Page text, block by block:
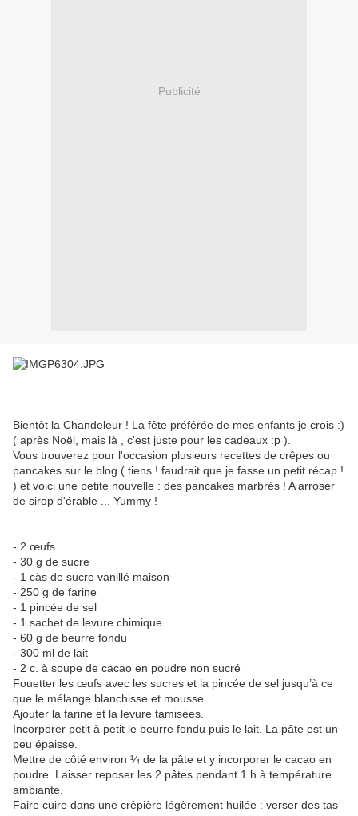
Publicité
Bientôt la Chandeleur ! La fête préférée de mes enfants je crois :)
( après Noël, mais là , c'est juste pour les cadeaux :p ).
Vous trouverez pour l'occasion plusieurs recettes de crêpes ou
pancakes sur le blog ( tiens ! faudrait que je fasse un petit récap !
) et voici une petite nouvelle : des pancakes marbrés ! A arroser
de sirop d'érable ... Yummy !
- 2 œufs
- 30 g de sucre
- 1 càs de sucre vanillé maison
- 250 g de farine
- 1 pincée de sel
- 1 sachet de levure chimique
- 60 g de beurre fondu
- 300 ml de lait
- 2 c. à soupe de cacao en poudre non sucré
Fouetter les œufs avec les sucres et la pincée de sel jusqu’à ce
que le mélange blanchisse et mousse.
Ajouter la farine et la levure tamisées.
Incorporer petit à petit le beurre fondu puis le lait. La pâte est un
peu épaisse.
Mettre de côté environ ¼ de la pâte et y incorporer le cacao en
poudre. Laisser reposer les 2 pâtes pendant 1 h à température
ambiante.
Faire cuire dans une crêpière légèrement huilée : verser des tas